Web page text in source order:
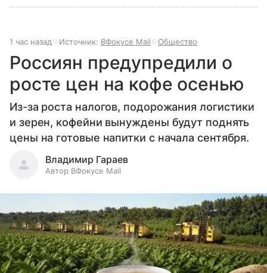
1 час назад Источник: ВФокусе Mail Общество
Россиян предупредили о
росте цен на кофе осенью
Из-за роста налогов, подорожания логистики
и зерен, кофейни вынуждены будут поднять
цены на готовые напитки с начала сентября.
Владимир Гараев
Автор ВФокусе Mail